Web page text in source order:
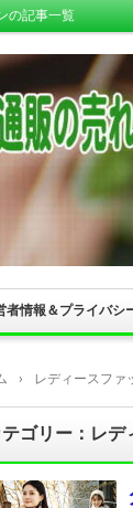
の記事一覧
者情報＆プライバシ
› レディースファ
ゴリー：レデ